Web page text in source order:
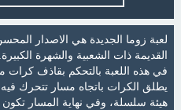
لعبة زوما الجديدة هي الاصدار
القديمة ذات الشعبية والشهرة
في هذه اللعبة بالتحكم بقاذف كرات
يطلق الكرات باتجاه مسار تتحرك
هيئة سلسلة، وفي نهاية المسار